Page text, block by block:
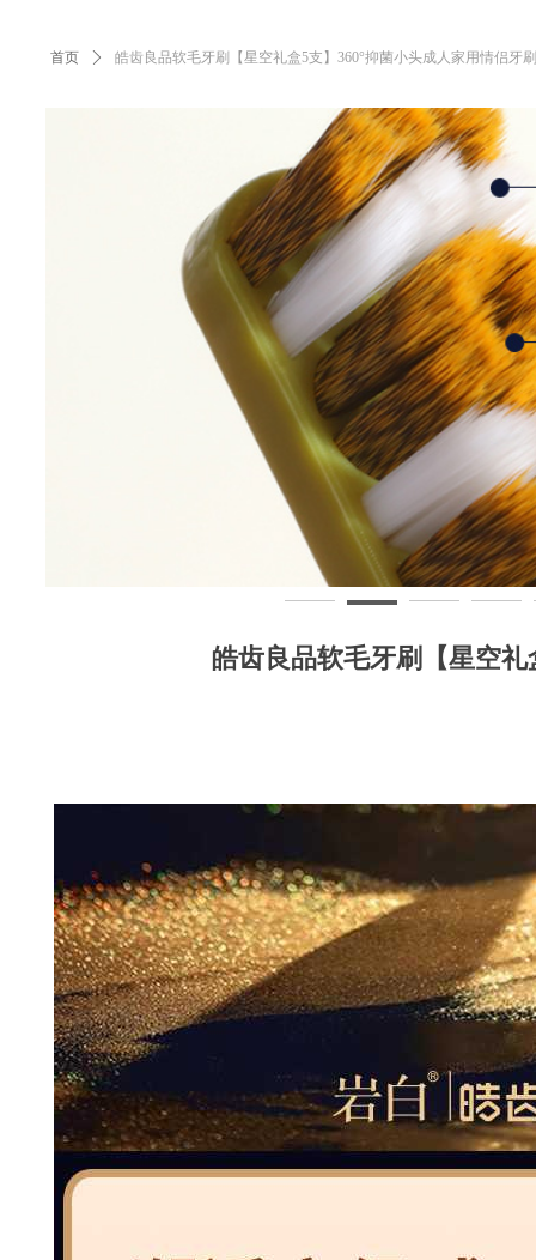
首页 ꄲ 皓齿良品软毛牙刷【星空礼盒5支】360°抑菌小头成人家用情侣牙刷
皓齿良品软毛牙刷【星空